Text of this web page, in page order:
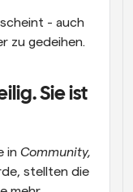
- auch
zu gedeihen.
Sie ist
in Community,
stellten die